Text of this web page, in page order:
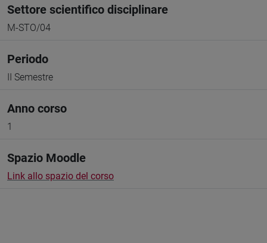
Settore scientifico disciplinare
M-STO/04
Periodo
II Semestre
Anno corso
1
Spazio Moodle
Link allo spazio del corso